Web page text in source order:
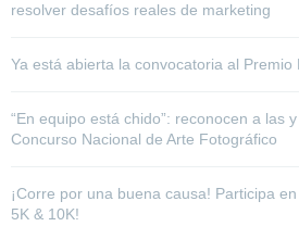
resolver desafíos reales de marketing
Ya está abierta la convocatoria al Premio
“En equipo está chido”: reconocen a las
Concurso Nacional de Arte Fotográfico
¡Corre por una buena causa! Participa
5K & 10K!